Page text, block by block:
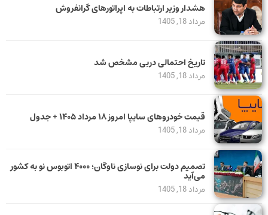
هشدار وزیر ارتباطات به اپراتورهای گرانفروش
مرداد 18, 1405
تاریخ احتمالی دربی مشخص شد
مرداد 18, 1405
قیمت خودرو‌های سایپا امروز ۱۸ مرداد ۱۴۰۵ + جدول
مرداد 18, 1405
تصمیم دولت برای نوسازی ناوگان؛ ۴۰۰۰ اتوبوس نو به کشور
می‌آید
مرداد 18, 1405